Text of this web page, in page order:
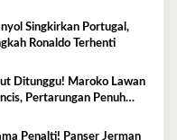
Singkirkan Portugal,
Ronaldo Terhenti
Ditunggu! Maroko Lawan
Pertarungan Penuh
Penalti! Panser Jerman